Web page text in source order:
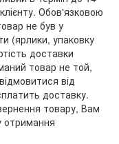
Обов'язковою
не був у
(ярлики, упаковку
доставки
товар не той,
від
доставку.
товару, Вам
отримання